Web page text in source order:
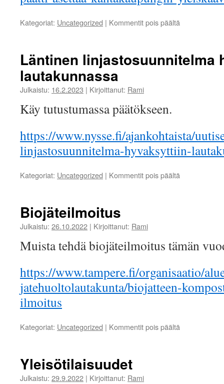
Kategoriat: Uncategorized | Kommentit pois päältä
nähtävillä
Läntinen linjastosuunnitelma
lautakunnassa
Julkaistu: 16.2.2023 | Kirjoittanut: Rami
Käy tutustumassa päätökseen.
https://www.nysse.fi/ajankohtaista/
linjastosuunnitelma-hyvaksyttiin-
Kategoriat: Uncategorized | Kommentit pois päältä
Biojäteilmoitus
Julkaistu: 26.10.2022 | Kirjoittanut: Rami
Muista tehdä biojäteilmoitus tämän
https://www.tampere.fi/organisaatio/
jatehuoltolautakunta/biojatteen-
ilmoitus
Kategoriat: Uncategorized | Kommentit pois päältä
Yleisötilaisuudet
Julkaistu: 29.9.2022 | Kirjoittanut: Rami